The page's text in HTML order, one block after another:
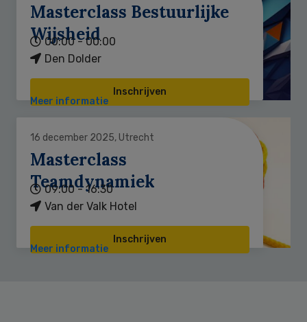
Masterclass Bestuurlijke
Wijsheid
00:00 - 00:00
Den Dolder
Inschrijven
Meer informatie
16 december 2025, Utrecht
Masterclass
Teamdynamiek
09:00 - 16:30
Van der Valk Hotel
Inschrijven
Meer informatie